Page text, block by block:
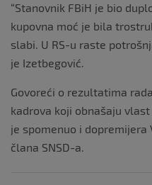
“Stanovnik FBiH je bio
kupovna moć je bila
slabi. U RS-u raste
je Izetbegović.
Govoreći o rezultatima
kadrova koji obnašaju
je spomenuo i dopremijera
člana SNSD-a.